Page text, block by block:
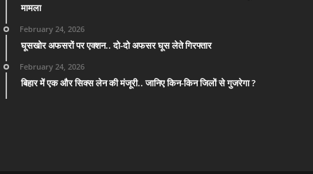
मामला
February 24, 2026
घूसखोर अफसरों पर एक्शन.. दो-दो अफसर घूस लेते गिरफ्तार
February 24, 2026
बिहार में एक और सिक्स लेन की मंजूरी.. जानिए किन-किन जिलों से गुजरेगा ?